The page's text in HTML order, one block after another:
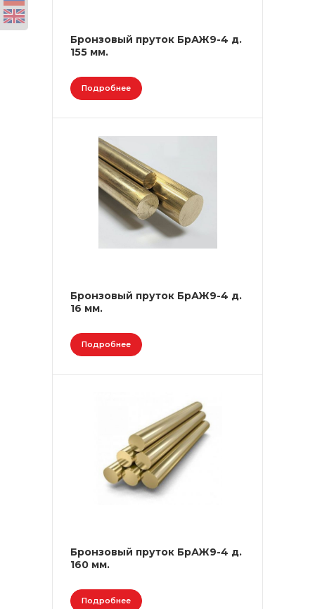
Бронзовый пруток БрАЖ9-4 д.
155 мм.
Подробнее
Бронзовый пруток БрАЖ9-4 д.
16 мм.
Подробнее
Бронзовый пруток БрАЖ9-4 д.
160 мм.
Подробнее